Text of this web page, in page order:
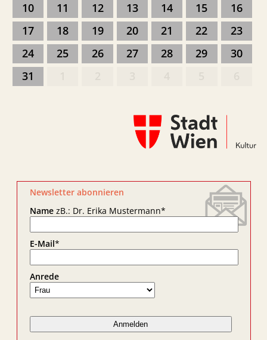
10
11 12 13 14 15
16
17
18 19 20 21 22
23
24
25 26 27 28 29
30
31
Newsletter abonnieren
NamezB.: Dr. Erika Mustermann*
E-Mail*
Anrede